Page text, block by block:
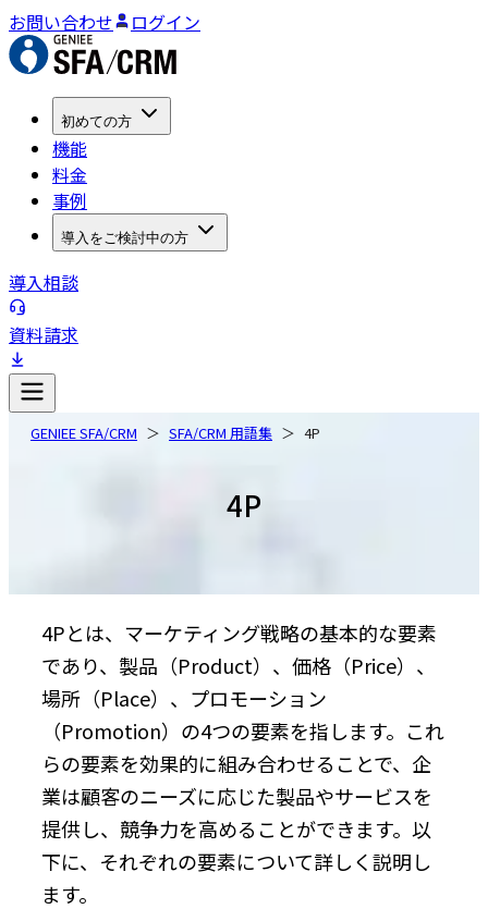
お問い合わせ ログイン
初めての方
機能
料金
事例
導入をご検討中の方
導入相談
資料請求
GENIEE SFA/CRM SFA/CRM 用語集 4P
4P
4Pとは、マーケティング戦略の基本的な要素
であり、製品（Product）、価格（Price）、
場所（Place）、プロモーション
（Promotion）の4つの要素を指します。これ
らの要素を効果的に組み合わせることで、企
業は顧客のニーズに応じた製品やサービスを
提供し、競争力を高めることができます。以
下に、それぞれの要素について詳しく説明し
ます。